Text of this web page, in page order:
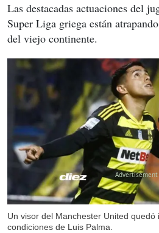
Las destacadas actuaciones del
Super Liga griega están
del viejo continente.
Un visor del Manchester United
condiciones de Luis Palma.